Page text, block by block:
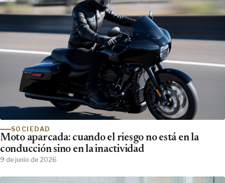
SOCIEDAD
Moto aparcada: cuando el riesgo no está en la
conducción sino en la inactividad
9 de junio de 2026